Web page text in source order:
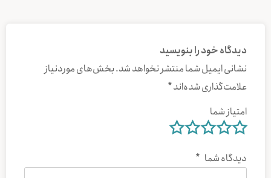
دیدگاه خود را بنویسید
نشانی ایمیل شما منتشر نخواهد شد.بخش‌های موردنیاز
علامت‌گذاری شده‌اند*
امتیاز شما
دیدگاه شما *